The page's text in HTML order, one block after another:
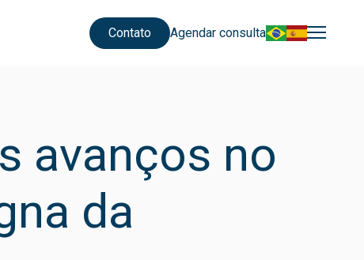
Contato Agendar consulta
avanços no
da